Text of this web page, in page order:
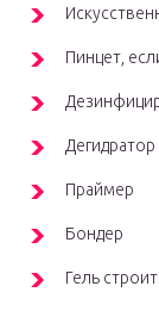
Пинцет,
Праймер
Бондер
Гель